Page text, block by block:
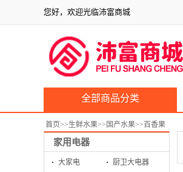
您好，欢迎光临沛富商城
全部商品分类
首页>>生鲜水果>> 国产水果>> 百香果
家用电器
大家电
厨卫大电器